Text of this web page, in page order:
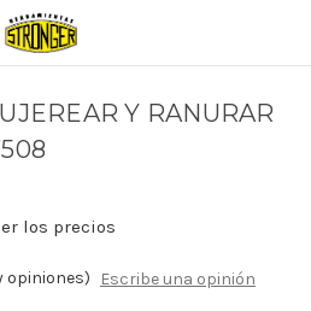
Y RANURAR
los precios
opiniones)
Escribe una opinión